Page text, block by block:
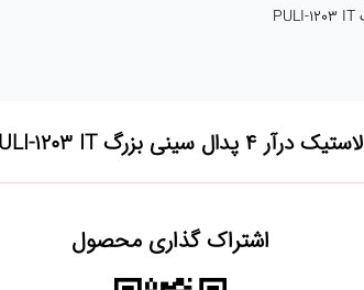
لاستیک درآر ۴ پدال سینی بزرگ PULI-1203 IT
اشتراک گذاری محصول